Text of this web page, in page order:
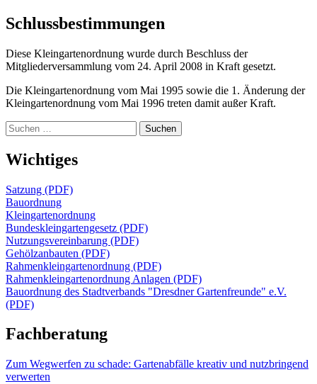
Schlussbestimmungen
Diese Kleingartenordnung wurde durch Beschluss der
Mitgliederversammlung vom 24. April 2008 in Kraft gesetzt.
Die Kleingartenordnung vom Mai 1995 sowie die 1. Änderung der
Kleingartenordnung vom Mai 1996 treten damit außer Kraft.
Suchen
nach:
Wichtiges
Satzung (PDF)
Bauordnung
Kleingartenordnung
Bundeskleingartengesetz (PDF)
Nutzungsvereinbarung (PDF)
Gehölzanbauten (PDF)
Rahmenkleingartenordnung (PDF)
Rahmenkleingartenordnung Anlagen (PDF)
Bauordnung des Stadtverbands "Dresdner Gartenfreunde" e.V.
(PDF)
Fachberatung
Zum Wegwerfen zu schade: Gartenabfälle kreativ und nutzbringend
verwerten